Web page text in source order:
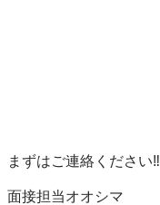
まずはご連絡ください‼️
面接担当オオシマ